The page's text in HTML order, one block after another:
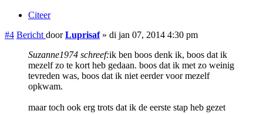
Citeer
#4 Bericht doorLuprisaf» di jan 07, 2014 4:30 pm
Suzanne1974 schreef:ik ben boos denk ik, boos dat ik
mezelf zo te kort heb gedaan. boos dat ik met zo weinig
tevreden was, boos dat ik niet eerder voor mezelf
opkwam.
maar toch ook erg trots dat ik de eerste stap heb gezet